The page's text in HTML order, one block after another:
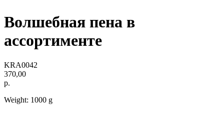
Волшебная пена в
ассортименте
KRA0042
370,00
р.
Weight: 1000 g